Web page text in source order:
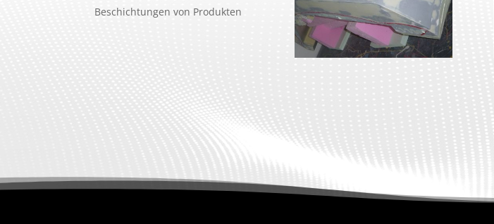
Beschichtungen von Produkten